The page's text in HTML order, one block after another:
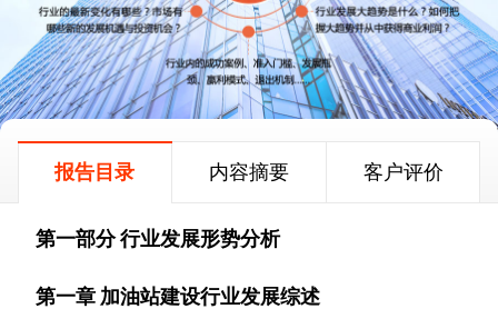
报告目录 内容摘要 客户评价
第一部分行业发展形势分析
第一章 加油站建设行业发展综述